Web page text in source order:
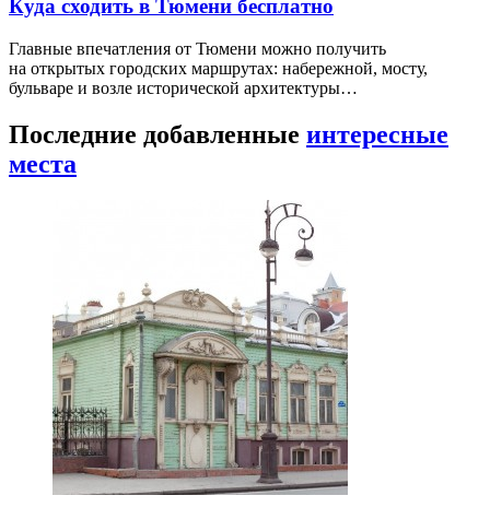
Куда сходить в Тюмени бесплатно
Главные впечатления от Тюмени можно получить
на открытых городских маршрутах: набережной, мосту,
бульваре и возле исторической архитектуры…
Последние добавленные интересные
места